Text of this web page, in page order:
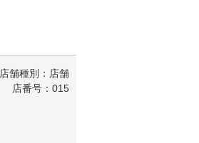
店舗種別：店舗
店番号：015